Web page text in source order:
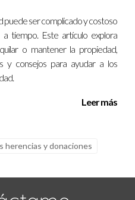
puede ser complicado y costoso
tiempo. Este artículo explora
o mantener la propiedad,
y consejos para ayudar a los
Leer más
herencias y donaciones